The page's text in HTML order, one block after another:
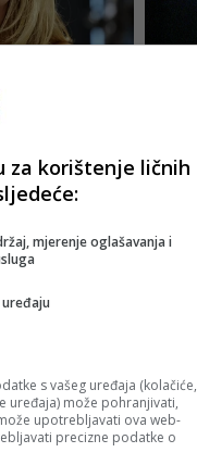
za korištenje ličnih
mjerenje oglašavanja i
s vašeg uređaja (kolačiće,
uređaja) može pohranjivati,
upotrebljavati ova web-
precizne podatke o